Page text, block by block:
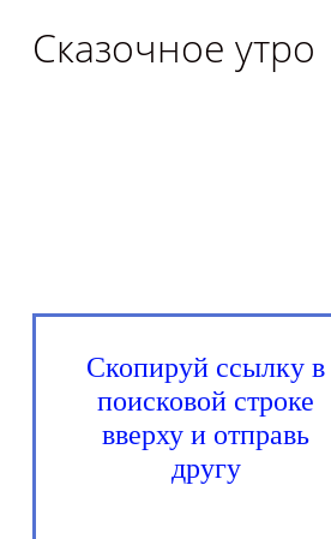
Сказочное утро
Скопируй ссылку в
поисковой строке
вверху и отправь
другу